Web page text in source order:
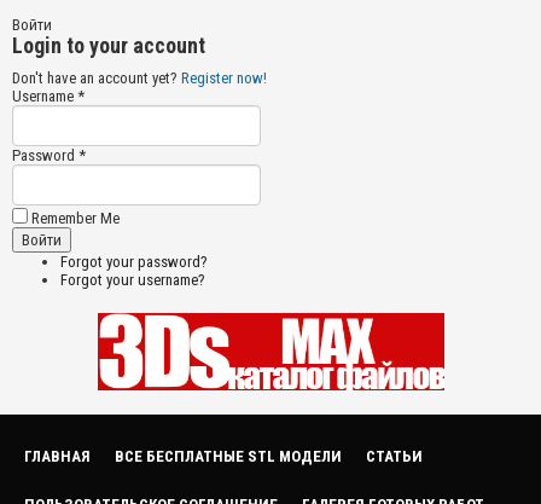
Войти
Login to your account
Don't have an account yet? Register now!
Username *
Password *
Remember Me
Forgot your password?
Forgot your username?
ГЛАВНАЯ ВСЕ БЕСПЛАТНЫЕ STL МОДЕЛИ СТАТЬИ